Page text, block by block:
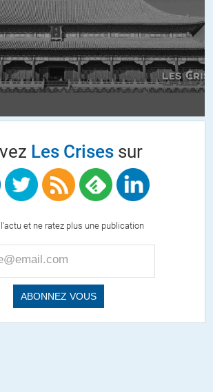
n’atteint pas le foncier et l’or.
//25.09.2018 à 16h52
Vingt-neuf mille milliards de dollars ne
pas le foncier, ni l’or mais lisez les Pinçon-
qui en cas d’hyper inflation, disparaît…
//
période, les ouvriers ont beaucoup moins
les classes supérieurs, universitaires,
lisez, Lordon ou Daniel Cohen, c’est la
Les Crisessur
et ne ratez plus une publication